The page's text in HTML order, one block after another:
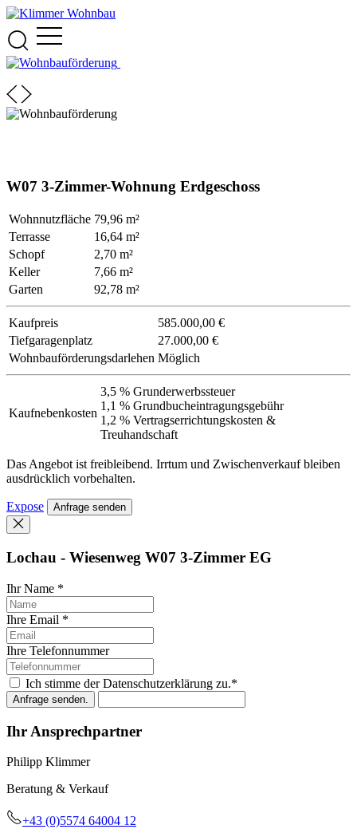
W07 3-Zimmer-Wohnung Erdgeschoss
Wohnnutzfläche 79,96 m²
Terrasse
16,64 m²
Schopf
2,70 m²
Keller
7,66 m²
Garten
92,78 m²
Kaufpreis
585.000,00 €
Tiefgaragenplatz
27.000,00 €
Wohnbauförderungsdarlehen Möglich
Kaufnebenkosten
3,5 % Grunderwerbssteuer
1,1 % Grundbucheintragungsgebühr
1,2 % Vertragserrichtungskosten &
Treuhandschaft
Das Angebot ist freibleibend. Irrtum und Zwischenverkauf bleiben
ausdrücklich vorbehalten.
Expose Anfrage senden
Lochau - Wiesenweg W07 3-Zimmer EG
Ihr Name *
Ihre Email *
Ihre Telefonnummer
Ich stimme der Datenschutzerklärung zu.*
Ihr Ansprechpartner
Philipp Klimmer
Beratung & Verkauf
+43 (0)5574 64004 12